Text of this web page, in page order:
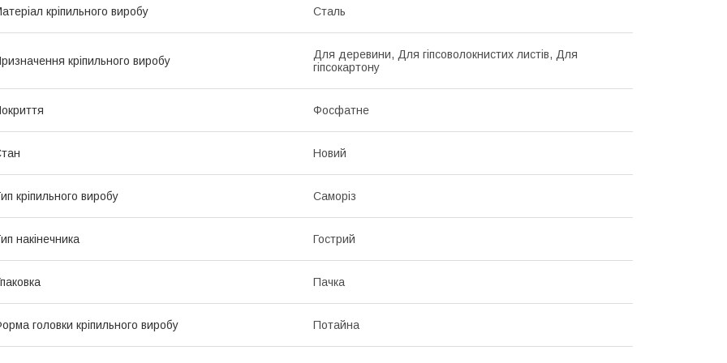
кріпильного виробу Сталь
кріпильного виробу
Для деревини, Для гіпсоволокнистих листів, Для
гіпсокартону
Фосфатне
Новий
кріпильного виробу Саморіз
накінечника Гострий
Пачка
головки кріпильного виробу Потайна